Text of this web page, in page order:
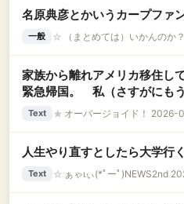
名原典彦とかいうカープファ
一般 ☆ （まとめては）いかんの
家族から離れアメリカ移住し
緊急帰国。 私（さすがにも
ょ…）弟「姉ちゃん！」私
Text ★ オーバージョイド！ 2026-
人生やり直すとしたら大学行
Text ☆ ぁゃιぃ(*ﾟーﾟ)NEWS2nd